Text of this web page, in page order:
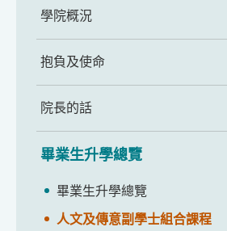
學院概況
抱負及使命
院長的話
畢業生升學總覽
畢業生升學總覽
人文及傳意副學士組合課程